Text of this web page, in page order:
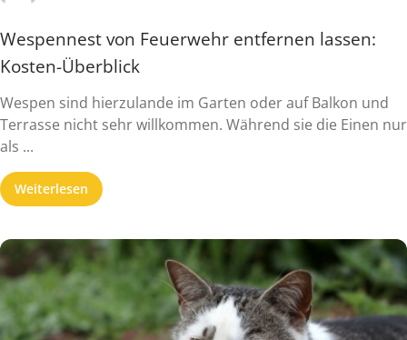
Wespennest von Feuerwehr entfernen lassen:
Kosten-Überblick
Wespen sind hierzulande im Garten oder auf Balkon und
Terrasse nicht sehr willkommen. Während sie die Einen nur
als ...
Weiterlesen